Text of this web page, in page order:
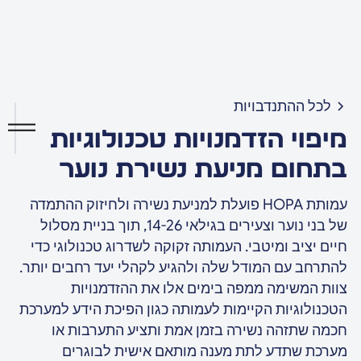
לכל ההתנדבויות
מיפוי הזדמנויות טכנולוגיות
בתחום מניעת נשירת נוער
עמותת HOPA פועלת למניעת נשירה ולחיזוק ההתמדה
של בני נוער וצעירים בגילאי 14-26, תוך בניית מסלול
חיים יציב ומיטבי. העמותה זקוקה לשדרוג טכנולוגי כדי
להתרחב עם המודל שלה ולהגיע לקהלי יעד רחבים יותר.
צוות המשימה ממפה בימים אלו את ההזדמנויות
הטכנולוגיות הקיימות לעמותה כגון הפיכת הידע למערכת
חכמה שתזהה נשירה בזמן אמת ותציע התערבות או
מערכת שתדע לתת מענה מותאם אישית לבוגרים